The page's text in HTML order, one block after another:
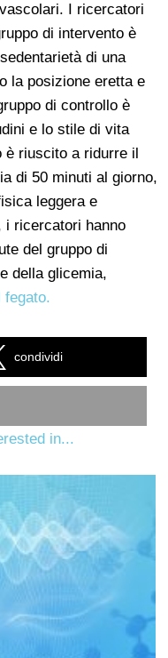
I ricercatori
di intervento è
di una
la posizione eretta e
di controllo è
e lo stile di vita
è riuscito a ridurre il
di 50 minuti al giorno,
leggera e
i ricercatori hanno
del gruppo di
della glicemia,
fegato.
condividi
in...